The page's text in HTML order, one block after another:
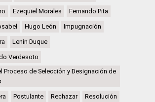
Ezequiel Morales Fernando Pita
Hugo León Impugnación
Lenin Duque
Verdesoto
Proceso de Selección y Designación de
Postulante Rechazar Resolución